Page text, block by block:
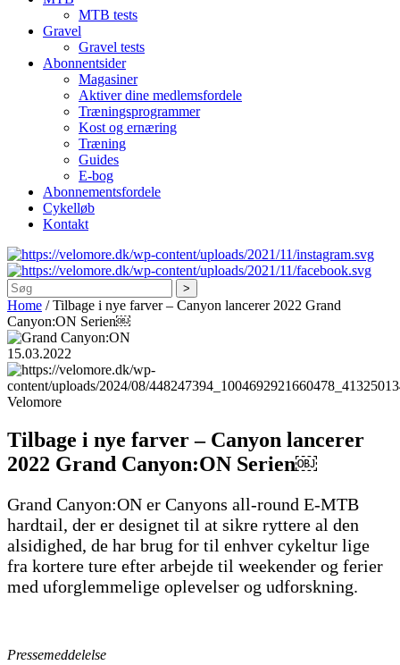
MTB tests
Gravel
Gravel tests
Abonnentsider
Magasiner
Aktiver dine medlemsfordele
Træningsprogrammer
Kost og ernæring
Træning
Guides
E-bog
Abonnementsfordele
Cykelløb
Kontakt
Søg
Home /Tilbage i nye farver – Canyon lancerer 2022 Grand
Canyon:ON Serien￼
15.03.2022
Velomore
Tilbage i nye farver – Canyon lancerer
2022 Grand Canyon:ON Serien￼
Grand Canyon:ON er Canyons all-round E-MTB
hardtail, der er designet til at sikre ryttere al den
alsidighed, de har brug for til enhver cykeltur lige
fra kortere ture efter arbejde til weekender og ferier
med uforglemmelige oplevelser og udforskning.
Pressemeddelelse